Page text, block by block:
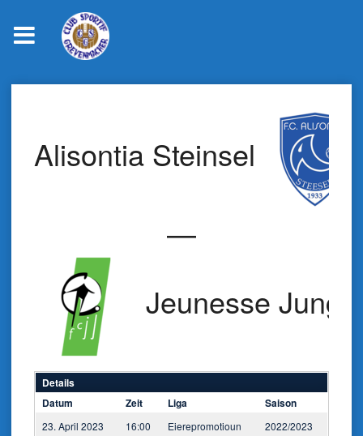
Alisontia Steinsel
—
Jeunesse
Details
Datum
Zeit Liga Saison
23. April 2023 16:00 Eierepromotioun 2022/2023